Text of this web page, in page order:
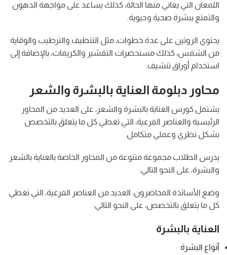
اللمعان التي يعاني منها الحالة، كذلك يساعد على مواجهة الدهون
والتمتع ببشرة صحية وحيوية.
يحتوي الروتين على عدة خطوات، مثل التنظيف والترطيب والوقاية
من الشمس، كذلك مستحضرات التقشير والكريمات، بالإضافة إلى
استخدام أوراق تنشيف.
محاور دبلومة العناية بالبشرة والشعر
يشتمل كورس العناية بالبشرة والشعر، على العديد من المحاور
الرئيسية والعناصر الفرعية، التي تغطي كل ما يتعلق بالتخصص
بشكل نظري وعملي متكامل.
يدرس الطلاب مجموعة متنوعة من المحاور الخاصة بالعناية بالشعر
والبشرة، على النحو التالي:
وضع الأساتذة المحاضرون، العديد من العناصر الفرعية، التي تغطي
كل ما يتعلق بالتخصص، على النحو التالي:
العناية بالبشرة
أنواع البشرة